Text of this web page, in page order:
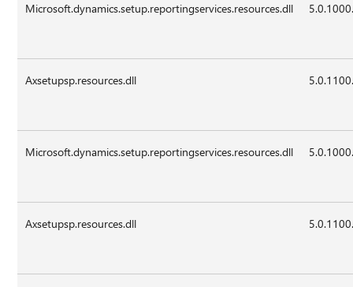
Microsoft.dynamics.setup.reportingservices.resources.dll
Axsetupsp.resources.dll
Microsoft.dynamics.setup.reportingservices.resources.dll
Axsetupsp.resources.dll